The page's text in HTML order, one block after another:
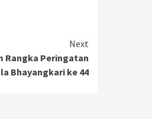
Next
Rangka Peringatan
Bhayangkari ke 44